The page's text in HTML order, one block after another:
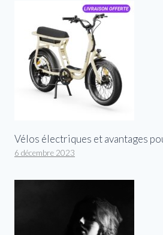
Vélos électriques et avantages
6 décembre 2023